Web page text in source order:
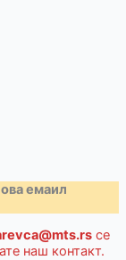
емаил
се
наш контакт.